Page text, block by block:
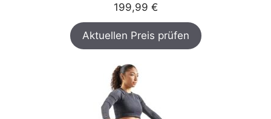
199,99 €
Aktuellen Preis prüfen